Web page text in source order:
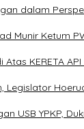
dalam
Munir Ketum
KERETA API
Legislator
USB YPKP,